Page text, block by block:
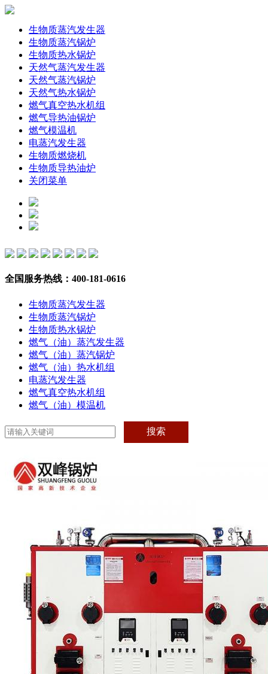
生物质蒸汽发生器
生物质蒸汽锅炉
生物质热水锅炉
天然气蒸汽发生器
天然气蒸汽锅炉
天然气热水锅炉
燃气真空热水机组
燃气导热油锅炉
燃气模温机
电蒸汽发生器
生物质燃烧机
生物质导热油炉
关闭菜单
全国服务热线：400-181-0616
生物质蒸汽发生器
生物质蒸汽锅炉
生物质热水锅炉
燃气（油）蒸汽发生器
燃气（油）蒸汽锅炉
燃气（油）热水机组
电蒸汽发生器
燃气真空热水机组
燃气（油）模温机